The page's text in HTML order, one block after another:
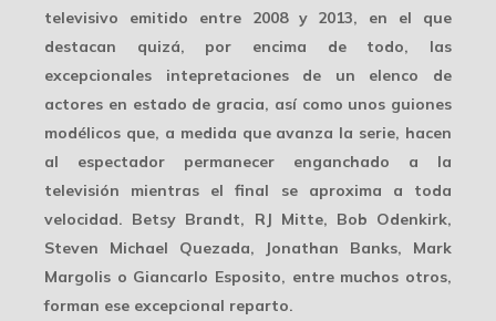
televisivo emitido entre 2008 y 2013, en el que
destacan quizá, por encima de todo, las
excepcionales intepretaciones de un elenco de
actores en estado de gracia, así como unos guiones
modélicos que, a medida que avanza la serie, hacen
al espectador permanecer enganchado a la
televisión mientras el final se aproxima a toda
velocidad. Betsy Brandt, RJ Mitte, Bob Odenkirk,
Steven Michael Quezada, Jonathan Banks, Mark
Margolis o Giancarlo Esposito, entre muchos otros,
forman ese excepcional reparto.